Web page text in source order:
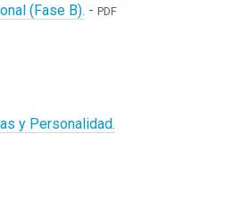
(Fase B). - PDF
y Personalidad.